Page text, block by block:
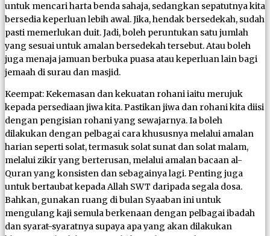
untuk mencari harta benda sahaja, sedangkan sepatutnya kita
bersedia keperluan lebih awal. Jika, hendak bersedekah, sudah
pasti memerlukan duit. Jadi, boleh peruntukan satu jumlah
yang sesuai untuk amalan bersedekah tersebut. Atau boleh
juga menaja jamuan berbuka puasa atau keperluan lain bagi
jemaah di surau dan masjid.
Keempat: Kekemasan dan kekuatan rohani iaitu merujuk
kepada persediaan jiwa kita. Pastikan jiwa dan rohani kita diisi
dengan pengisian rohani yang sewajarnya. Ia boleh
dilakukan dengan pelbagai cara khususnya melalui amalan
harian seperti solat, termasuk solat sunat dan solat malam,
melalui zikir yang berterusan, melalui amalan bacaan al-
Quran yang konsisten dan sebagainya lagi. Penting juga
untuk bertaubat kepada Allah SWT daripada segala dosa.
Bahkan, gunakan ruang di bulan Syaaban ini untuk
mengulang kaji semula berkenaan dengan pelbagai ibadah
dan syarat-syaratnya supaya apa yang akan dilakukan